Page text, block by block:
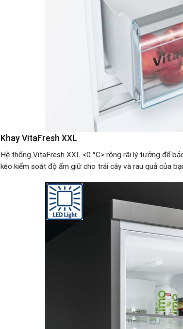
Khay VitaFresh XXL
Hệ thống VitaFresh XXL <0 °C> rộng rãi lý tưởng để
kéo kiểm soát độ ẩm giữ cho trái cây và rau quả của